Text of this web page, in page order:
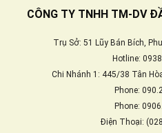
CÔNG TY TNHH TM-DV
Trụ Sở: 51 Lũy Bán Bích,
Hotline:
Chi Nhánh 1: 445/38 Tân
Phone:
Phone:
Điện Thoại: